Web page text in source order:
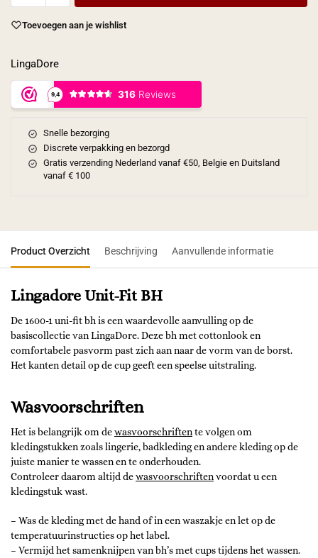
Toevoegen aan je wishlist
LingaDore
Snelle bezorging
Discrete verpakking en bezorgd
Gratis verzending Nederland vanaf €50, Belgie en Duitsland
vanaf € 100
Product Overzicht Beschrijving Aanvullende informatie
Lingadore Unit-Fit BH
De 1600-1 uni-fit bh is een waardevolle aanvulling op de
basiscollectie van LingaDore. Deze bh met cottonlook en
comfortabele pasvorm past zich aan naar de vorm van de borst.
Het kanten detail op de cup geeft een speelse uitstraling.
Wasvoorschriften
Het is belangrijk om dewasvoorschriftente volgen om
kledingstukken zoals lingerie, badkleding en andere kleding op de
juiste manier te wassen en te onderhouden.
Controleer daarom altijd dewasvoorschriftenvoordat u een
kledingstuk wast.
– Was de kleding met de hand of in een waszakje en let op de
temperatuurinstructies op het label.
– Vermijd het samenknijpen van bh’s met cups tijdens het wassen.